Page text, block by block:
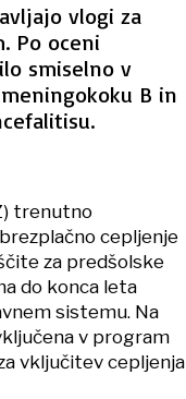
vlogi za
Po oceni
smiselno v
B in
trenutno
cepljenje
za predšolske
do konca leta
sistemu. Na
v program
vključitev cepljenja